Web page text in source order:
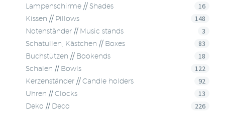
Lampenschirme // Shades 16
Kissen // Pillows 148
Notenständer // Music stands 3
Schatullen, Kästchen // Boxes 83
Buchstützen // Bookends 18
Schalen // Bowls 122
Kerzenständer // Candle holders 92
Uhren // Clocks 13
Deko // Deco 226